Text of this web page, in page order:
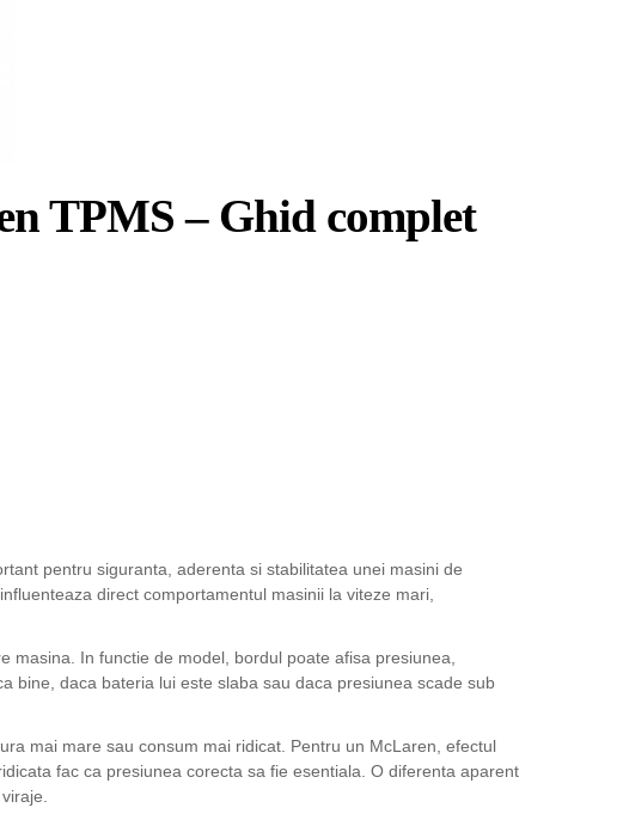
TPMS – Ghid complet
pentru siguranta, aderenta si stabilitatea unei masini de
direct comportamentul masinii la viteze mari,
masina. In functie de model, bordul poate afisa presiunea,
bine, daca bateria lui este slaba sau daca presiunea scade sub
mai mare sau consum mai ridicat. Pentru un McLaren, efectul
fac ca presiunea corecta sa fie esentiala. O diferenta aparent